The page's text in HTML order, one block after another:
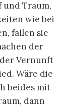
einem
Schlaf
–El sueño de
als
de
Radierung
von der